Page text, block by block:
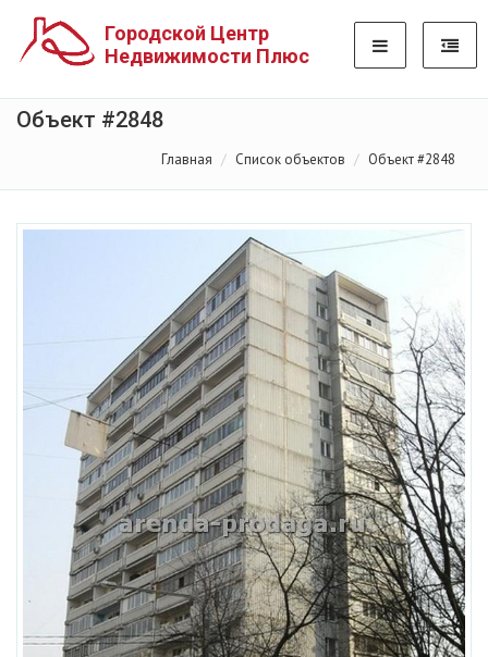
Городской Центр
Недвижимости Плюс
Объект #2848
Главная Список объектов Объект #2848